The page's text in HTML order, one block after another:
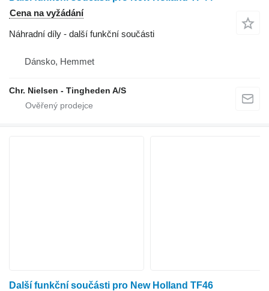
Cena na vyžádání
Náhradní díly - další funkční součásti
Dánsko, Hemmet
Chr. Nielsen - Tingheden A/S
Další funkční součásti pro New Holland TF46